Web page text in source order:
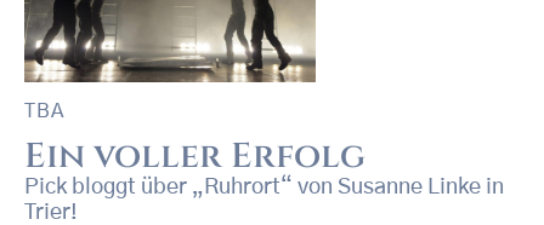
TBA
Ein voller Erfolg
Pick bloggt über „Ruhrort“ von Susanne Linke in
Trier!